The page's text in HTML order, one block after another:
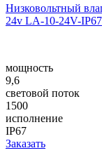
Низковольтный
24v LA-10-24V-IP67
мощность
9,6
световой поток
1500
исполнение
IP67
Заказать